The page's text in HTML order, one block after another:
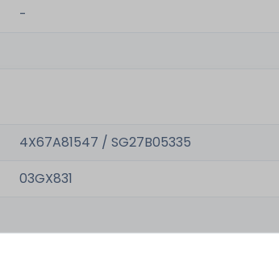
-
4X67A81547 / SG27B05335
03GX831